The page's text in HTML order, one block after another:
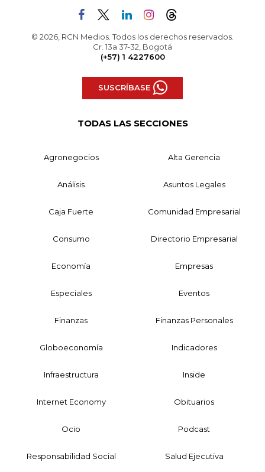
© 2026, RCN Medios. Todos los derechos reservados.
Cr. 13a 37-32, Bogotá
(+57) 1 4227600
SUSCRÍBASE
TODAS LAS SECCIONES
Agronegocios Alta Gerencia
Análisis Asuntos Legales
Caja Fuerte Comunidad Empresarial
Consumo Directorio Empresarial
Economía Empresas
Especiales Eventos
Finanzas Finanzas Personales
Globoeconomía Indicadores
Infraestructura Inside
Internet Economy Obituarios
Ocio Podcast
Responsabilidad Social Salud Ejecutiva